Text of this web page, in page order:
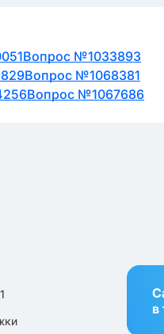
Вопрос №1033893
Вопрос №1068381
Вопрос №1067686
в